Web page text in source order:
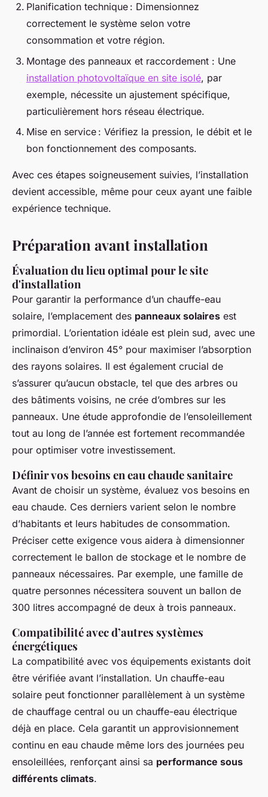
Planification technique : Dimensionnez
correctement le système selon votre
consommation et votre région.
Montage des panneaux et raccordement : Une
installation photovoltaïque en site isolé, par
exemple, nécessite un ajustement spécifique,
particulièrement hors réseau électrique.
Mise en service : Vérifiez la pression, le débit et le
bon fonctionnement des composants.
Avec ces étapes soigneusement suivies, l’installation
devient accessible, même pour ceux ayant une faible
expérience technique.
Préparation avant installation
Évaluation du lieu optimal pour le site
d'installation
Pour garantir la performance d’un chauffe-eau
solaire, l’emplacement des panneaux solaires est
primordial. L’orientation idéale est plein sud, avec une
inclinaison d’environ 45° pour maximiser l’absorption
des rayons solaires. Il est également crucial de
s’assurer qu’aucun obstacle, tel que des arbres ou
des bâtiments voisins, ne crée d’ombres sur les
panneaux. Une étude approfondie de l’ensoleillement
tout au long de l’année est fortement recommandée
pour optimiser votre investissement.
Définir vos besoins en eau chaude sanitaire
Avant de choisir un système, évaluez vos besoins en
eau chaude. Ces derniers varient selon le nombre
d’habitants et leurs habitudes de consommation.
Préciser cette exigence vous aidera à dimensionner
correctement le ballon de stockage et le nombre de
panneaux nécessaires. Par exemple, une famille de
quatre personnes nécessitera souvent un ballon de
300 litres accompagné de deux à trois panneaux.
Compatibilité avec d’autres systèmes
énergétiques
La compatibilité avec vos équipements existants doit
être vérifiée avant l’installation. Un chauffe-eau
solaire peut fonctionner parallèlement à un système
de chauffage central ou un chauffe-eau électrique
déjà en place. Cela garantit un approvisionnement
continu en eau chaude même lors des journées peu
ensoleillées, renforçant ainsi sa performance sous
différents climats.